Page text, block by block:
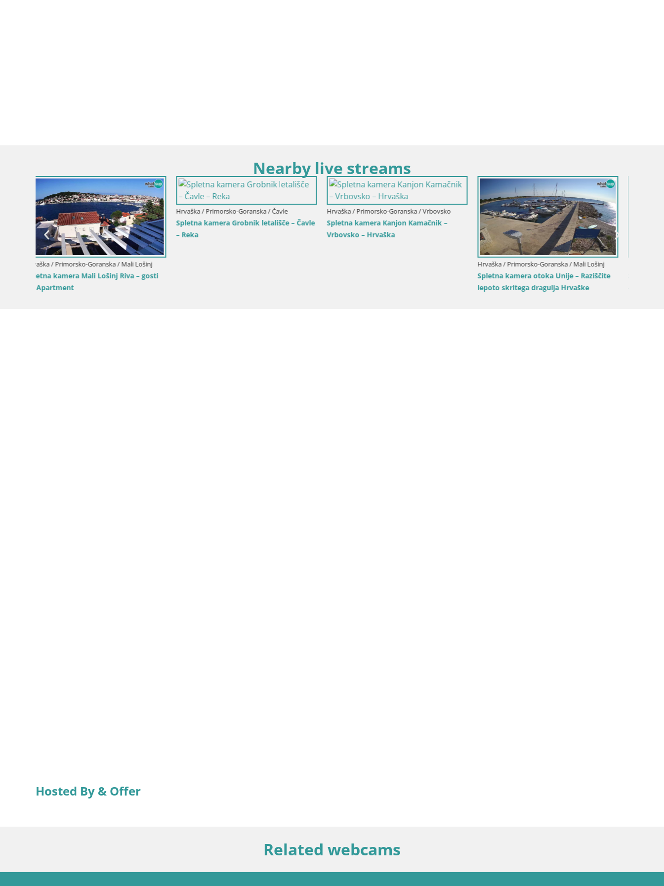
Nearby live streams
Hrvaška / Primorsko-Goranska / Mali Lošinj
Spletna kamera otoka Unije – Raziščite
lepoto skritega dragulja Hrvaške
Hrvaška / Primorsko-Goranska / Opatija
Webcam Volosko Marina Mul – Pogled v
Hrvaška / Primorsko-Goranska / Opatija
Kamera Opatija Slatina – Pogled v živo iz
Hotela Palace Bellevue
Hosted By & Offer
Related webcams